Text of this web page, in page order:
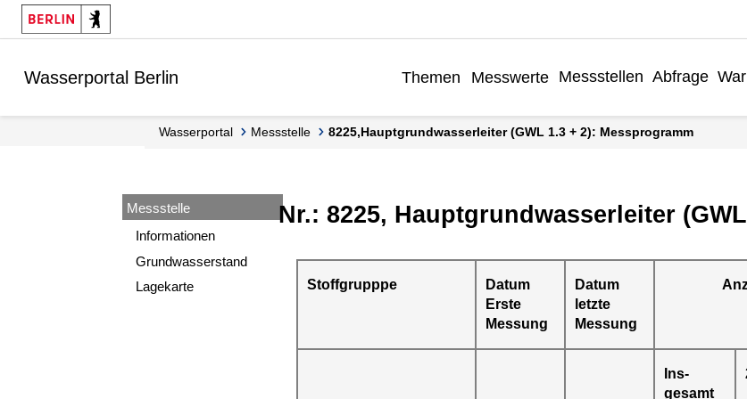
Springe zur Navigation
Springe zum Inhalt
Wasserportal Berlin Themen Messwerte Messstellen Abfrage
Wasserportal Messstelle 8225,Hauptgrundwasserleiter (GWL 1.3 + 2): Messprogramm
Messstelle
Informationen
Grundwasserstand
Lagekarte
Nr.: 8225, Hauptgrundwasserleiter
Stoffgrupppe
Datum
Erste
Messung
Datum
letzte
Messung
Ins-
gesamt